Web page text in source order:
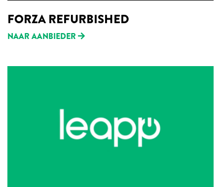
FORZA REFURBISHED
NAAR AANBIEDER